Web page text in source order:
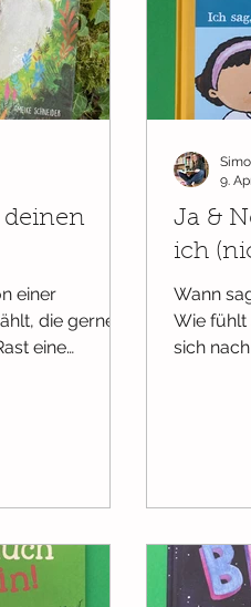
Ab 12 Monaten Ab
deinen
einer
die gerne
eine
Ja &
ich
Wann
Wie fühlt
sich
9.